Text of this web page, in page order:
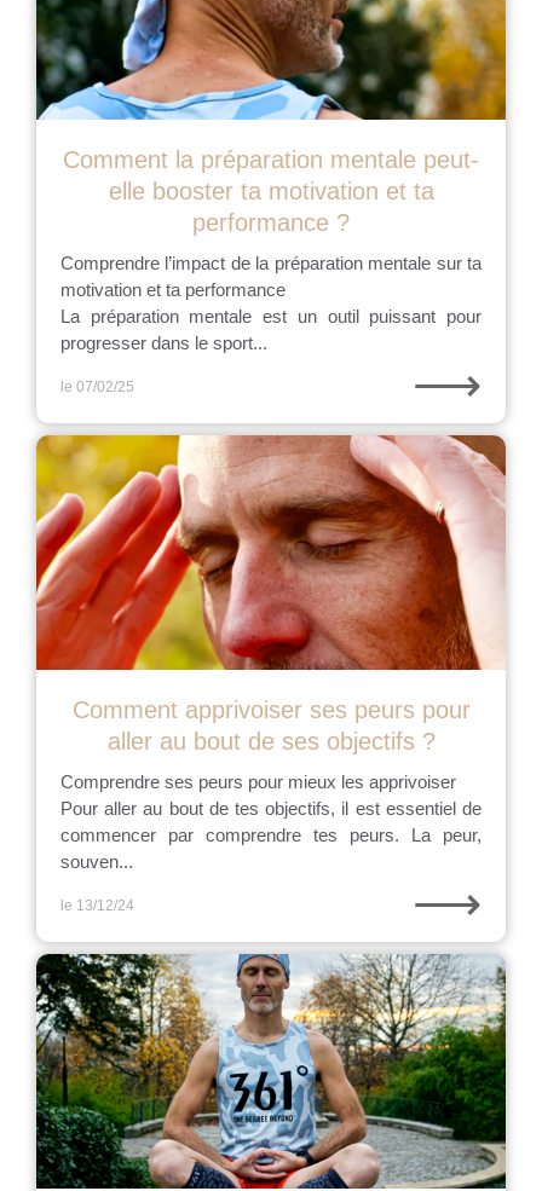
Comment la préparation mentale peut-
elle booster ta motivation et ta
performance ?
Comprendre l’impact de la préparation mentale sur ta
motivation et ta performance
La préparation mentale est un outil puissant pour
progresser dans le sport...
le 07/02/25 ⟶
Comment apprivoiser ses peurs pour
aller au bout de ses objectifs ?
Comprendre ses peurs pour mieux les apprivoiser
Pour aller au bout de tes objectifs, il est essentiel de
commencer par comprendre tes peurs. La peur,
souven...
le 13/12/24 ⟶